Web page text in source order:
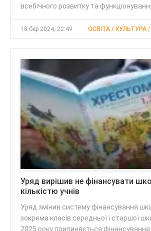
всебічного розвитку та
18 бер 2024, 22:49 ОСВІТА / КУЛЬТУРА
Уряд вирішив не фінансувати
кількістю учнів
Уряд змінив систему фінансування
зокрема класів середньої і старшої
2025 року припиняється фінансування